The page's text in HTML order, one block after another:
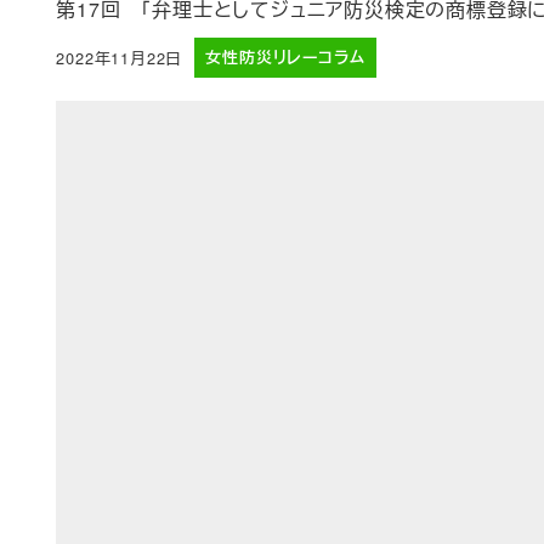
第17回 「弁理士としてジュニア防災検定の商標登録に
投稿日
2022年11月22日 女性防災リレーコラム